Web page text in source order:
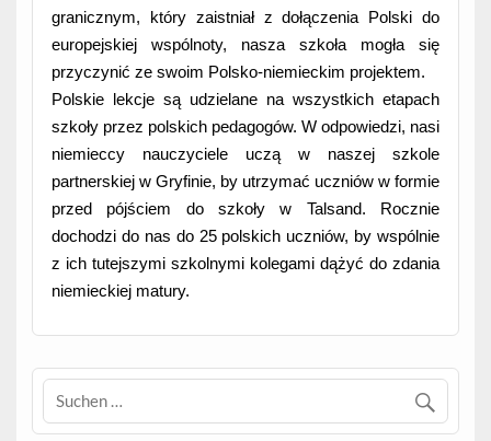
granicznym, który zaistniał z dołączenia Polski do
europejskiej wspólnoty, nasza szkoła mogła się
przyczynić ze swoim Polsko-niemieckim projektem.
Polskie lekcje są udzielane na wszystkich etapach
szkoły przez polskich pedagogów. W odpowiedzi, nasi
niemieccy nauczyciele uczą w naszej szkole
partnerskiej w Gryfinie, by utrzymać uczniów w formie
przed pójściem do szkoły w Talsand. Rocznie
dochodzi do nas do 25 polskich uczniów, by wspólnie
z ich tutejszymi szkolnymi kolegami dążyć do zdania
niemieckiej matury.